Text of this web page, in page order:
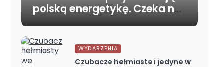
polską energetykę. Czeka nas
WYDARZENIA
Czubacze hełmiaste i jedyne w